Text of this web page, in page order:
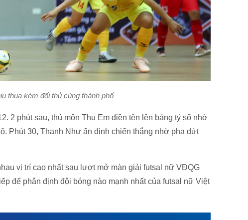
thua kém đối thủ cùng thành phố
2 phút sau, thủ môn Thu Em điền tên lên bảng tỷ số nhờ
Phút 30, Thanh Như ấn định chiến thắng nhờ pha dứt
vị trí cao nhất sau lượt mở màn giải futsal nữ VĐQG
để phân định đội bóng nào mạnh nhất của futsal nữ Việt